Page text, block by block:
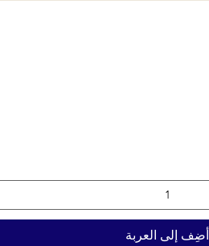
أضِف إلى العربة